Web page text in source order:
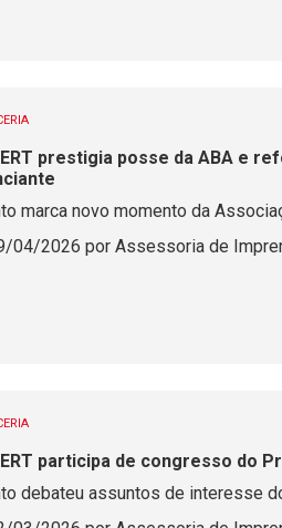
prestigia posse da ABA e
marca novo momento da
04/2026 por Assessoria de
participa de congresso do
debateu assuntos de interesse